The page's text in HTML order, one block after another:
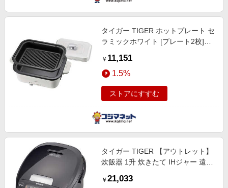
タイガー TIGER ホットプレート セ
ラミックホワイト [プレート2枚]
￥ 11,151
1.5%
ストアにすすむ
タイガー TIGER 【アウトレット】
炊飯器 1升 炊きたて IHジャー 遠赤
M180KV
￥ 21,033